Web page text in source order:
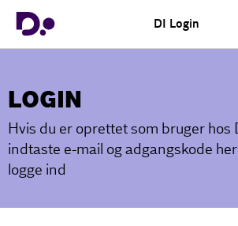
DI Login
LOGIN
Hvis du er oprettet som bruger hos
indtaste e-mail og adgangskode
logge ind